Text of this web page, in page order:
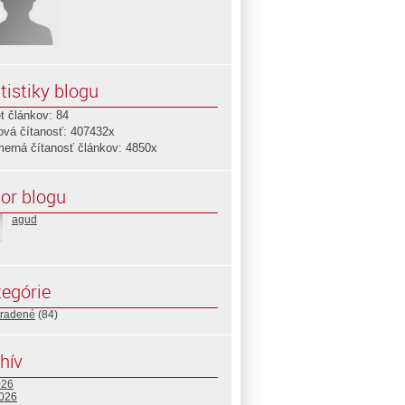
blogu
článkov: 84
čítanosť: 407432x
čítanosť článkov: 4850x
blogu
agud
(84)